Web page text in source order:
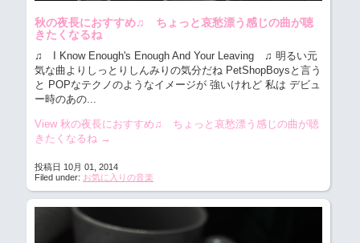
秋の夜長におすすめ♫ ちょっと哀愁漂う感じの曲が聴
きたくなるね
♫ I Know Enough's Enough And Your Leaving ♫ 明るい元
気な曲よりしっとりしんみりの気分だね PetShopBoysと言う
と POPなテクノのようなイメージが 強いけれど 私は デビュ
ー時のあの...
View 秋の夜長におすすめ♫ ちょっと哀愁漂う感じの曲が聴
きたくなるね →
投稿日 10月 01, 2014
Filed under: お気に入りの音楽